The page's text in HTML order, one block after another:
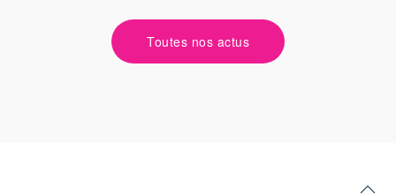
Toutes nos actus